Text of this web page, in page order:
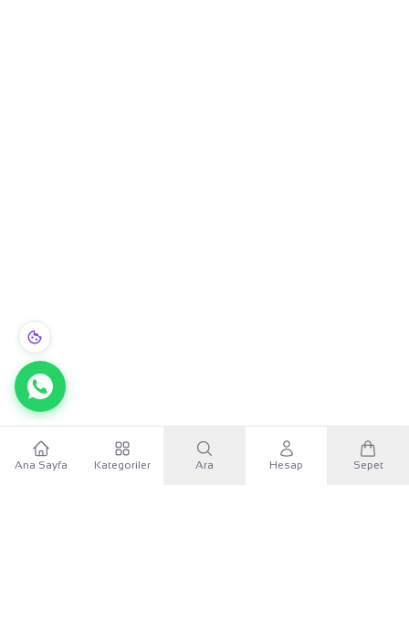
WhatsApp
Ana Sayfa Kategoriler Ara Hesap Sepet